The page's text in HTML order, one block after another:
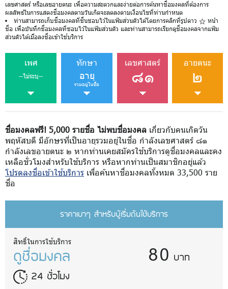
เลขศาสตร์ หรือเลขอายตนะ เพื่อความสะดวกและง่ายต่อการค้นหาชื่อมงคลที่ต้องการ
ผลลัพธ์ในการแสดงชื่อมงคลตามวันเกิดจะลดลงตามเงื่อนไขที่ท่านกำหนด
ท่านสามารถเก็บชื่อมงคลที่ชื่นชอบไว้ในแฟ้มส่วนตัวได้โดยการคลิกที่รูปดาว
หน้า
ชื่อ เพื่อบันทึกชื่อมงคลที่ชอบไว้ในแฟ้มส่วนตัว และท่านสามารถเรียกดูชื่อมงคลจากแฟ้ม
ส่วนตัวได้เมื่อลงชื่อเข้าใช้บริการ
เพศ
--ไม่ระบุ--
ทักษา
อายุ
รวมอยู่ในชื่อ
เลขศาสตร์
๘๑
อายตนะ
๒
ชื่อมงคลฟรี! 5,000 รายชื่อ ไม่พบชื่อมงคล เกี่ยวกับคนเกิดวัน
พฤหัสบดี มีอักษรที่เป็นอายุรวมอยู่ในชื่อ กำลังเลขศาสตร์ ๘๑
กำลังเลขอายตนะ ๒ หากท่านเคยสมัครใช้บริการดูชื่อมงคลและคง
เหลือชั่วโมงสำหรับใช้บริการ หรือหากท่านเป็นสมาชิกอยู่แล้ว
โปรดลงชื่อเข้าใช้บริการ เพื่อค้นหาชื่อมงคลทั้งหมด 33,500 ราย
ชื่อ
ราคาเบาๆ สำหรับผู้เริ่มต้นใช้บริการ
สิทธิ์ในการใช้บริการ
ดูชื่อมงคล
24 ชั่วโมง
80 บาท